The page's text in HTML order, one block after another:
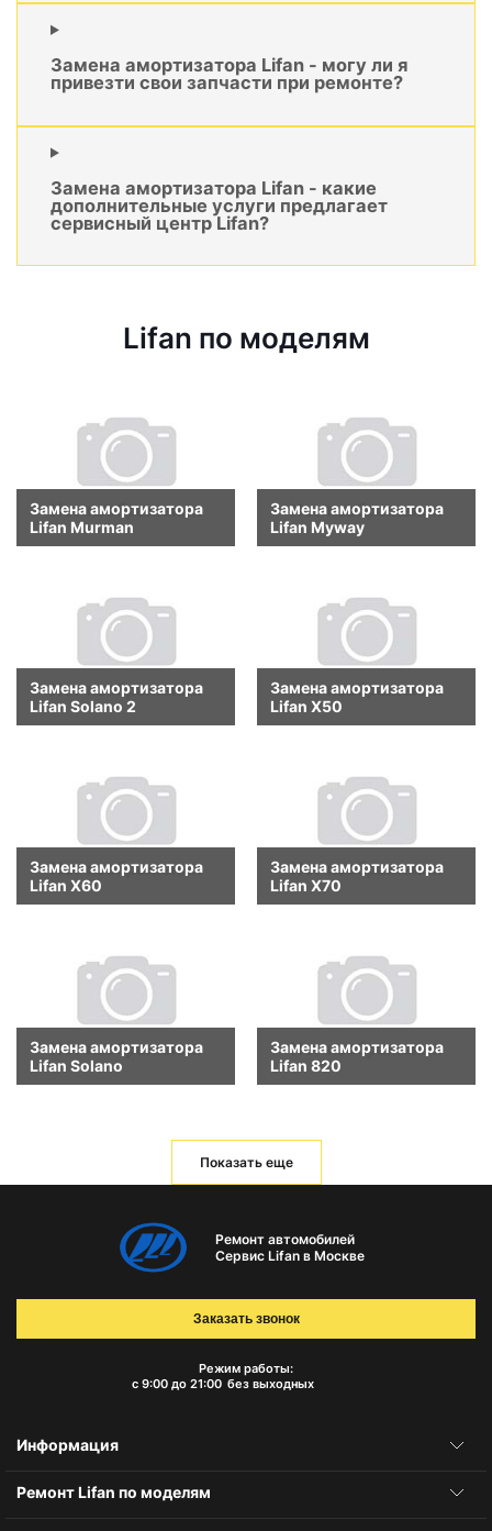
Замена амортизатора Lifan - могу ли я
привезти свои запчасти при ремонте?
Замена амортизатора Lifan - какие
дополнительные услуги предлагает
сервисный центр Lifan?
Lifan по моделям
Замена амортизатора
Lifan Murman
Замена амортизатора
Lifan Myway
Замена амортизатора
Lifan Solano 2
Замена амортизатора
Lifan X50
Замена амортизатора
Lifan X60
Замена амортизатора
Lifan X70
Замена амортизатора
Lifan Solano
Замена амортизатора
Lifan 820
Показать еще
Ремонт автомобилей
Сервис Lifan в Москве
Режим работы:
с 9:00 до 21:00 без выходных
Заказать звонок
Информация
Ремонт Lifan по моделям